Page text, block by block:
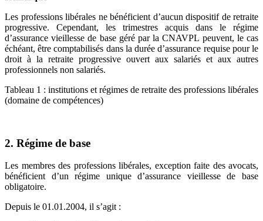
Les professions libérales ne bénéficient d’aucun dispositif de retraite
progressive. Cependant, les trimestres acquis dans le régime
d’assurance vieillesse de base géré par la CNAVPL peuvent, le cas
échéant, être comptabilisés dans la durée d’assurance requise pour le
droit à la retraite progressive ouvert aux salariés et aux autres
professionnels non salariés.
Tableau 1 : institutions et régimes de retraite des professions libérales
(domaine de compétences)
2. Régime de base
Les membres des professions libérales, exception faite des avocats,
bénéficient d’un régime unique d’assurance vieillesse de base
obligatoire.
Depuis le 01.01.2004, il s’agit :